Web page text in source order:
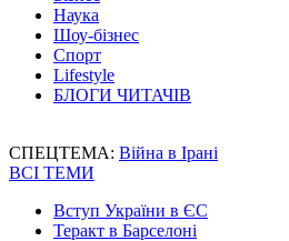
Наука
Шоу-бізнес
Спорт
Lifestyle
БЛОГИ ЧИТАЧІВ
СПЕЦТЕМА: Війна в Ірані
ВСІ ТЕМИ
Вступ України в ЄС
Теракт в Барселоні